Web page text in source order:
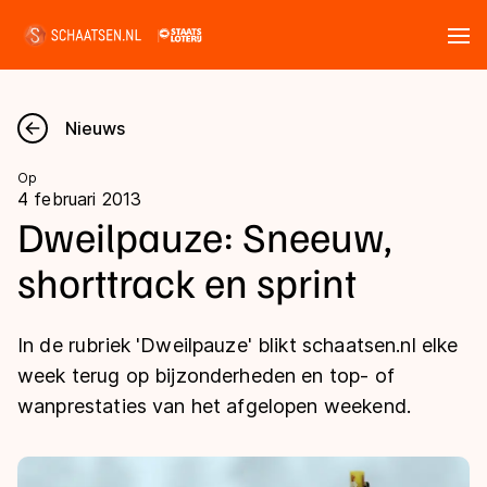
Nieuws
Kalender
Disciplines
Langebaan
Shorttrack
Uitslagen
Langebaan
Tijden & historie
Ranglijsten Langebaan
Nieuws
Op
4 februari 2013
Dweilpauze: Sneeuw,
shorttrack en sprint
In de rubriek 'Dweilpauze' blikt schaatsen.nl elke
week terug op bijzonderheden en top- of
wanprestaties van het afgelopen weekend.